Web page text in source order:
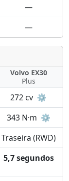
—
—
Volvo EX30
Plus
272 cv ⚙️
343 N·m ⚙️
Traseira (RWD)
5,7 segundos